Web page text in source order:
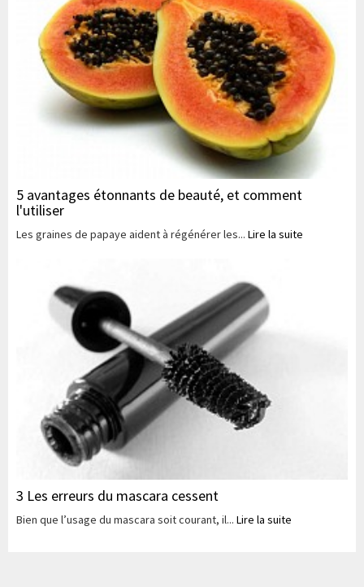
5 avantages étonnants de beauté, et comment
l'utiliser
Les graines de papaye aident à régénérer les... Lire la suite
3 Les erreurs du mascara cessent
Bien que l’usage du mascara soit courant, il... Lire la suite